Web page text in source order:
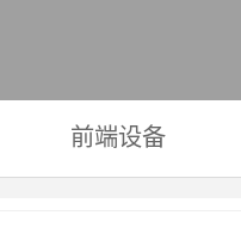
前端设备